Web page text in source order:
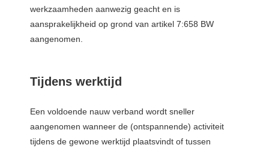
werkzaamheden aanwezig geacht en is
aansprakelijkheid op grond van artikel 7:658 BW
aangenomen.
Tijdens werktijd
Een voldoende nauw verband wordt sneller
aangenomen wanneer de (ontspannende) activiteit
tijdens de gewone werktijd plaatsvindt of tussen